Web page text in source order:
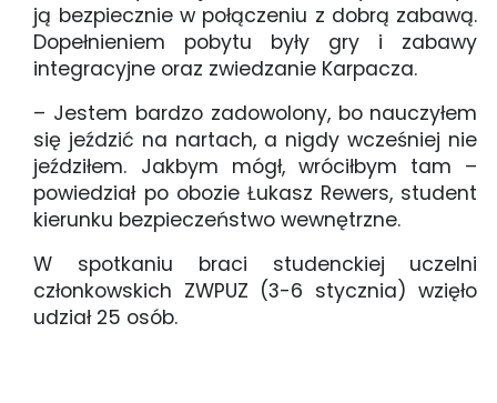
ją bezpiecznie w połączeniu z dobrą zabawą.
Dopełnieniem pobytu były gry i zabawy
integracyjne oraz zwiedzanie Karpacza.
– Jestem bardzo zadowolony, bo nauczyłem
się jeździć na nartach, a nigdy wcześniej nie
jeździłem. Jakbym mógł, wróciłbym tam –
powiedział po obozie Łukasz Rewers, student
kierunku bezpieczeństwo wewnętrzne.
W spotkaniu braci studenckiej uczelni
członkowskich ZWPUZ (3-6 stycznia) wzięło
udział 25 osób.